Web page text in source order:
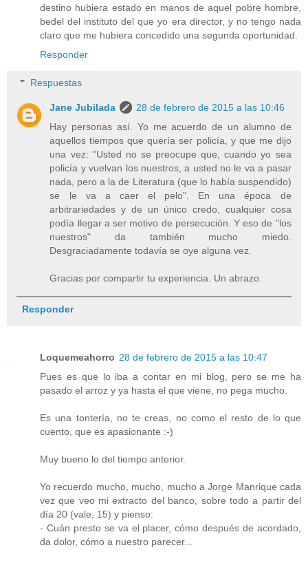
destino hubiera estado en manos de aquel pobre hombre,
bedel del instituto del que yo era director, y no tengo nada
claro que me hubiera concedido una segunda oportunidad.
Responder
Respuestas
Jane Jubilada
28 de febrero de 2015 a las 10:46
Hay personas así. Yo me acuerdo de un alumno de
aquellos tiempos que quería ser policía, y que me dijo
una vez: "Usted no se preocupe que, cuando yo sea
policía y vuelvan los nuestros, a usted no le va a pasar
nada, pero a la de Literatura (que lo había suspendido)
se le va a caer el pelo". En una época de
arbitrariedades y de un único credo, cualquier cosa
podía llegar a ser motivo de persecución. Y eso de "los
nuestros" da también mucho miedo.
Desgraciadamente todavía se oye alguna vez.
Gracias por compartir tu experiencia. Un abrazo.
Responder
Loquemeahorro 28 de febrero de 2015 a las 10:47
Pues es que lo iba a contar en mi blog, pero se me ha
pasado el arroz y ya hasta el que viene, no pega mucho.
Es una tontería, no te creas, no como el resto de lo que
cuento, que es apasionante :-)
Muy bueno lo del tiempo anterior.
Yo recuerdo mucho, mucho, mucho a Jorge Manrique cada
vez que veo mi extracto del banco, sobre todo a partir del
día 20 (vale, 15) y pienso:
- Cuán presto se va el placer, cómo después de acordado,
da dolor, cómo a nuestro parecer...